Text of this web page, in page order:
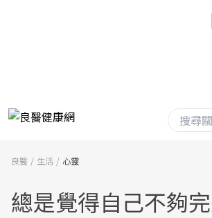
良醫 生活 心靈
總是覺得自己不夠